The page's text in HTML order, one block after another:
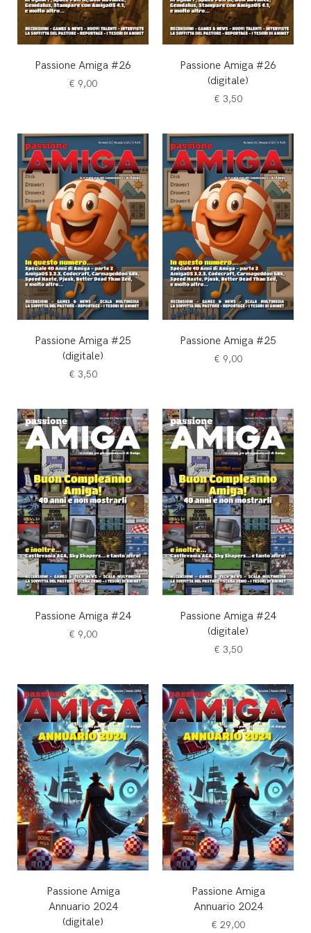
Passione Amiga #26
€ 9,00
Passione Amiga #26
(digitale)
€ 3,50
Passione Amiga #25
(digitale)
€ 3,50
Passione Amiga #25
€ 9,00
Passione Amiga #24
€ 9,00
Passione Amiga #24
(digitale)
€ 3,50
Passione Amiga
Annuario 2024
(digitale)
Passione Amiga
Annuario 2024
€ 29,00